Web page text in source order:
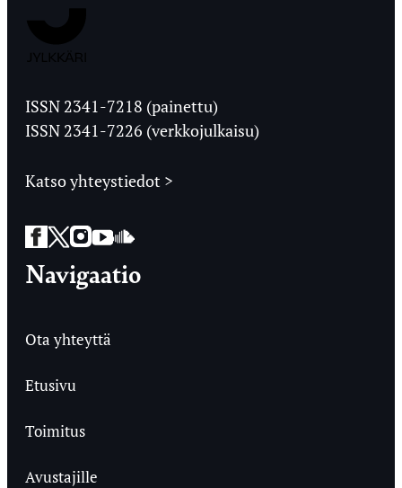
Ylioppilaslehti
ISSN 2341-7218 (painettu)
ISSN 2341-7226 (verkkojulkaisu)
Katso yhteystiedot >
Facebook
Twitter
Instagram
YouTube
SoundCloud
Navigaatio
Ota yhteyttä
Etusivu
Toimitus
Avustajille